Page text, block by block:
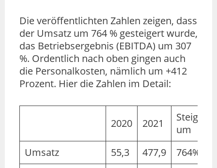
Die veröffentlichten Zahlen zeigen, dass
der Umsatz um 764 % gesteigert wurde,
das Betriebsergebnis (EBITDA) um 307
%. Ordentlich nach oben gingen auch
die Personalkosten, nämlich um +412
Prozent. Hier die Zahlen im Detail:
2020 2021
um
Umsatz
55,3 477,9
764%